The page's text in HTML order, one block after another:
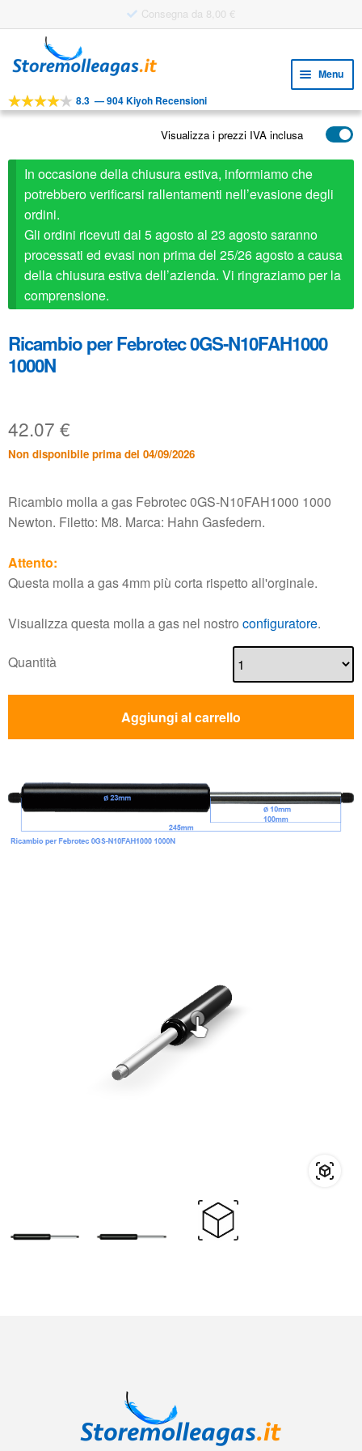
alla
al
Menu
STRUMENTI
il
menu
child
child
APPLICAZIONI
SERVIZIO CLIENTI
child
FAQ
8.3 —904 Kiyoh Recensioni
Visualizza i prezzi IVA inclusa
In occasione della chiusura estiva, informiamo che
potrebbero verificarsi rallentamenti nell’evasione degli
ordini.
Gli ordini ricevuti dal 5 agosto al 23 agosto saranno
processati ed evasi non prima del 25/26 agosto a causa
della chiusura estiva dell’azienda. Vi ringraziamo per la
comprensione.
Ricambio per Febrotec 0GS-N10FAH1000
1000N
42.07 €
Non disponibile prima del 04/09/2026
Ricambio molla a gas Febrotec 0GS-N10FAH1000 1000
Newton. Filetto: M8. Marca: Hahn Gasfedern.
Attento:
Questa molla a gas 4mm più corta rispetto all'orginale.
Visualizza questa molla a gas nel nostro configuratore.
Quantità
Aggiungi al carrello